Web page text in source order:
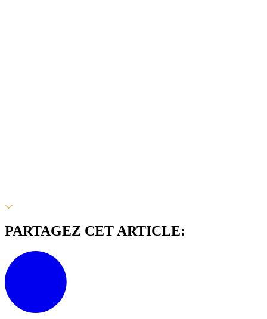
PARTAGEZ CET ARTICLE: